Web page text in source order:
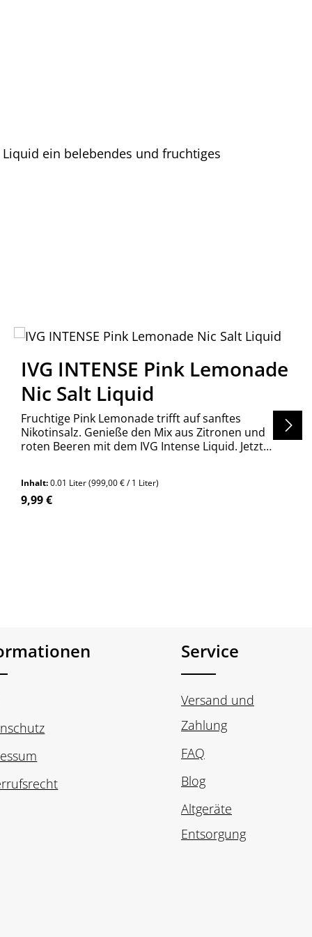
ein belebendes und fruchtiges
IVG INTENSE Pink Lemonade
Nic Salt Liquid
Fruchtige Pink Lemonade trifft auf sanftes
Nikotinsalz. Genieße den Mix aus Zitronen und
roten Beeren mit dem IVG Intense Liquid. Jetzt
Inhalt:0.01 Liter(999,00 € / 1 Liter)
Regulärer Preis:
9,99 €
Service
Versand und
Zahlung
FAQ
Blog
Altgeräte
Entsorgung